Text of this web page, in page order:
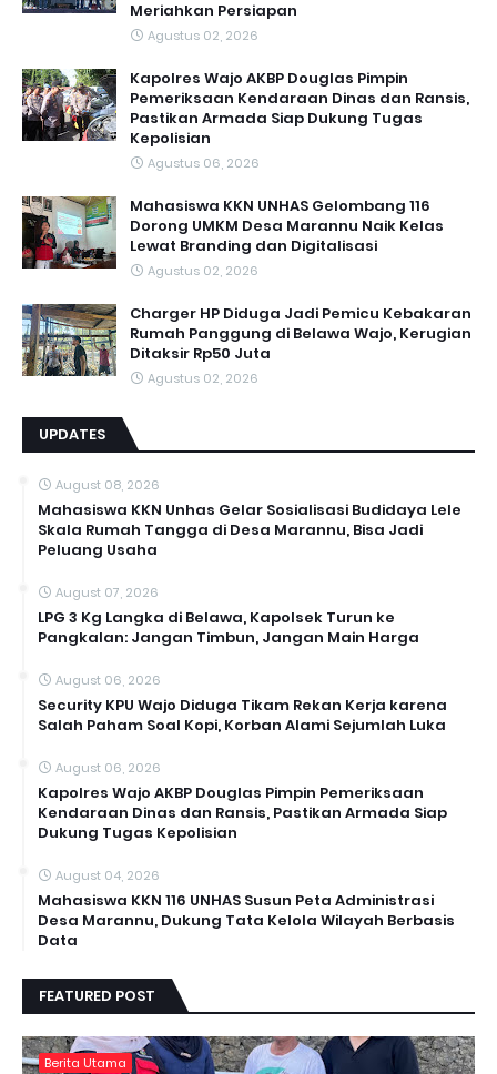
Meriahkan Persiapan
Agustus 02, 2026
Kapolres Wajo AKBP Douglas Pimpin
Pemeriksaan Kendaraan Dinas dan Ransis,
Pastikan Armada Siap Dukung Tugas
Kepolisian
Agustus 06, 2026
Mahasiswa KKN UNHAS Gelombang 116
Dorong UMKM Desa Marannu Naik Kelas
Lewat Branding dan Digitalisasi
Agustus 02, 2026
Charger HP Diduga Jadi Pemicu Kebakaran
Rumah Panggung di Belawa Wajo, Kerugian
Ditaksir Rp50 Juta
Agustus 02, 2026
UPDATES
August 08, 2026
Mahasiswa KKN Unhas Gelar Sosialisasi Budidaya Lele
Skala Rumah Tangga di Desa Marannu, Bisa Jadi
Peluang Usaha
August 07, 2026
LPG 3 Kg Langka di Belawa, Kapolsek Turun ke
Pangkalan: Jangan Timbun, Jangan Main Harga
August 06, 2026
Security KPU Wajo Diduga Tikam Rekan Kerja karena
Salah Paham Soal Kopi, Korban Alami Sejumlah Luka
August 06, 2026
Kapolres Wajo AKBP Douglas Pimpin Pemeriksaan
Kendaraan Dinas dan Ransis, Pastikan Armada Siap
Dukung Tugas Kepolisian
August 04, 2026
Mahasiswa KKN 116 UNHAS Susun Peta Administrasi
Desa Marannu, Dukung Tata Kelola Wilayah Berbasis
Data
FEATURED POST
Berita Utama